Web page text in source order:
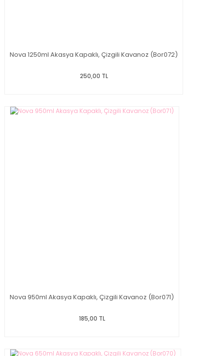
Nova 1250ml Akasya Kapaklı, Çizgili Kavanoz (Bor072)
250,00 TL
Nova 950ml Akasya Kapaklı, Çizgili Kavanoz (Bor071)
185,00 TL